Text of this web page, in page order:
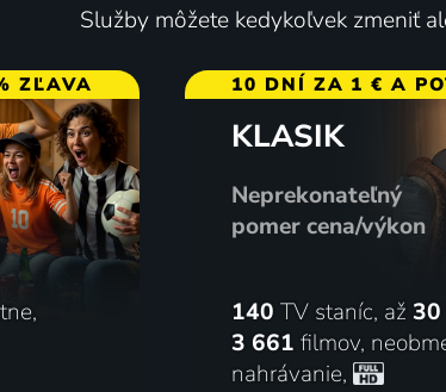
Služby môžete kedykoľvek zmeniť
ZĽAVA 10 DNÍ ZA 1 € A
KLASIK
Neprekonateľný
pomer cena/výkon
140 TV staníc, až 30
3 661 filmov,
nahrávanie,